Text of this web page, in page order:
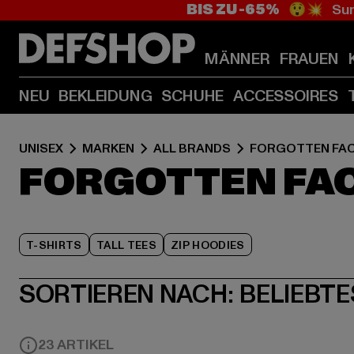
BIS ZU -65% 😲💥
MÄNNER FRAUEN
NEU BEKLEIDUNG SCHUHE ACCESSOIRES
UNISEX MARKEN ALL BRANDS FORGOTTEN
FORGOTTEN
T-SHIRTS TALL TEES ZIP HOODIES
SORTIEREN NACH:
23 ARTIKEL